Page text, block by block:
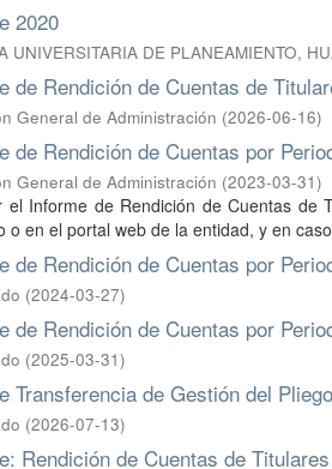
2020
UNIVERSITARIA DE PLANEAMIENTO,
de Rendición de Cuentas de
General de Administración (2026-06-16)
de Rendición de Cuentas por
General de Administración (2023-03-31)
el Informe de Rendición de Cuentas de
o en el portal web de la entidad, y en
de Rendición de Cuentas por
(2024-03-27)
de Rendición de Cuentas por
(2025-03-31)
Transferencia de Gestión del
(2026-07-13)
Rendición de Cuentas de